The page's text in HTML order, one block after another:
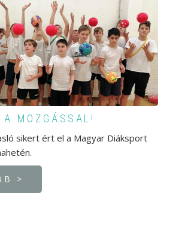
A MOZGÁSSAL!
sikert ért el a Magyar Diáksport
>